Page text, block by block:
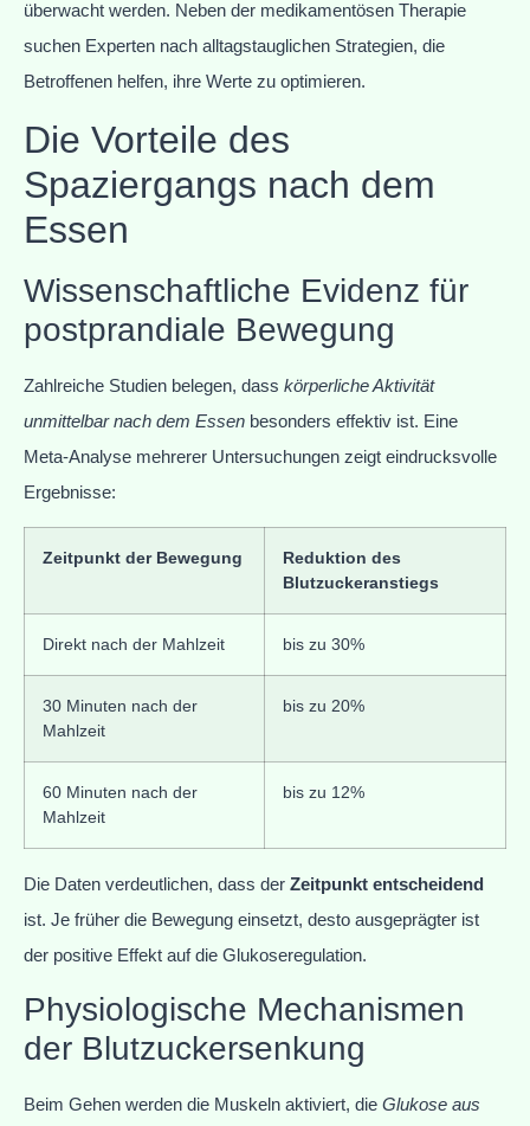
überwacht werden. Neben der medikamentösen Therapie
suchen Experten nach alltagstauglichen Strategien, die
Betroffenen helfen, ihre Werte zu optimieren.
Die Vorteile des
Spaziergangs nach dem
Essen
Wissenschaftliche Evidenz für
postprandiale Bewegung
Zahlreiche Studien belegen, dass körperliche Aktivität
unmittelbar nach dem Essen besonders effektiv ist. Eine
Meta-Analyse mehrerer Untersuchungen zeigt eindrucksvolle
Ergebnisse:
Zeitpunkt der Bewegung
Reduktion des
Blutzuckeranstiegs
Direkt nach der Mahlzeit bis zu 30%
30 Minuten nach der
Mahlzeit
bis zu 20%
60 Minuten nach der
Mahlzeit
bis zu 12%
Die Daten verdeutlichen, dass der Zeitpunkt entscheidend
ist. Je früher die Bewegung einsetzt, desto ausgeprägter ist
der positive Effekt auf die Glukoseregulation.
Physiologische Mechanismen
der Blutzuckersenkung
Beim Gehen werden die Muskeln aktiviert, die Glukose aus